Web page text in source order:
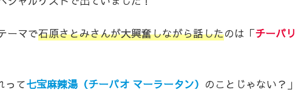
ーマで石原さとみさんが大興奮しながら話したのは「チーパリ
って七宝麻辣湯（チーパオ マーラータン） のことじゃない？」